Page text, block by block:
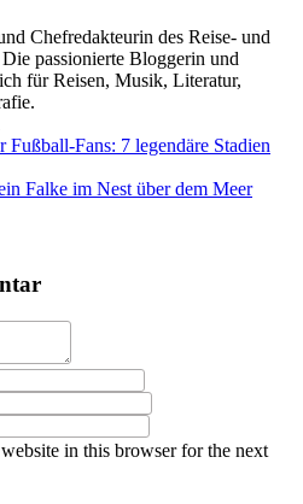
Chefredakteurin des Reise- und
passionierte Bloggerin und
für Reisen, Musik, Literatur,
Fußball-Fans: 7 legendäre Stadien
Falke im Nest über dem Meer
in this browser for the next